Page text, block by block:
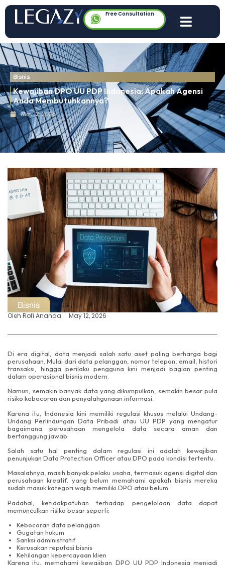
Free Consultation
Bisnis
Kewajiban DPO UU PDP Indonesia: Apakah Agensi
Anda Membutuhkannya?
May 12, 2026
Bisnis
Oleh Rofi Ananda May 12, 2026
Di era digital, data menjadi salah satu aset paling berharga bagi
perusahaan. Mulai dari data pelanggan, nomor telepon, email, histori
transaksi, hingga perilaku pengguna kini menjadi bagian penting
dalam operasional bisnis modern.
Namun, semakin banyak data yang dikumpulkan, semakin besar pula
risiko kebocoran dan penyalahgunaan informasi.
Karena itu, Indonesia kini memiliki regulasi khusus melalui Undang-
Undang Perlindungan Data Pribadi atau UU PDP yang mengatur
bagaimana perusahaan mengelola data secara aman dan
bertanggung jawab.
Salah satu hal penting dalam regulasi ini adalah kewajiban
penunjukan Data Protection Officer atau DPO pada kondisi tertentu.
Masalahnya, masih banyak pelaku usaha, termasuk agensi digital dan
perusahaan kreatif, yang belum memahami apakah bisnis mereka
sudah masuk kategori wajib memiliki DPO atau belum.
Padahal, ketidakpatuhan terhadap pengelolaan data dapat
memunculkan risiko besar seperti:
Kebocoran data pelanggan
Gugatan hukum
Sanksi administratif
Kerusakan reputasi bisnis
Kehilangan kepercayaan klien
Karena itu, memahami kewajiban DPO UU PDP Indonesia menjadi